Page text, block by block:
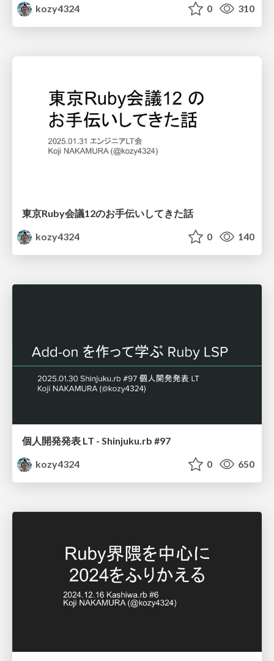
kozy4324 0 310
東京Ruby会議12のお手伝いしてきた話
kozy4324
0 140
個人開発発表 LT - Shinjuku.rb #97
kozy4324
0 650